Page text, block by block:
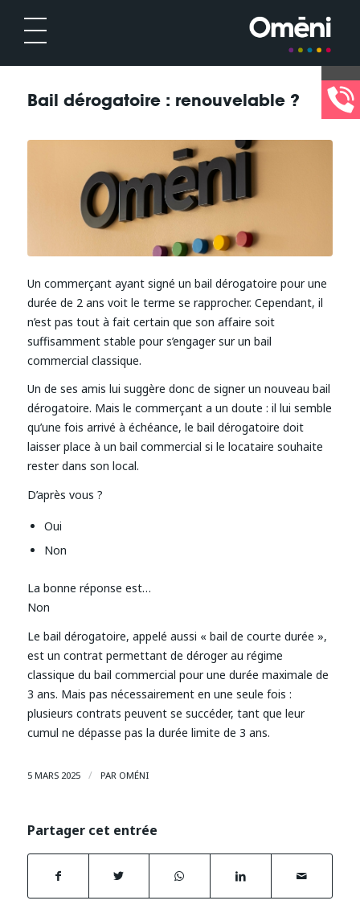
Bail dérogatoire : renouvelable ?
Un commerçant ayant signé un bail dérogatoire pour une
durée de 2 ans voit le terme se rapprocher. Cependant, il
n’est pas tout à fait certain que son affaire soit
suffisamment stable pour s’engager sur un bail
commercial classique.
Un de ses amis lui suggère donc de signer un nouveau bail
dérogatoire. Mais le commerçant a un doute : il lui semble
qu’une fois arrivé à échéance, le bail dérogatoire doit
laisser place à un bail commercial si le locataire souhaite
rester dans son local.
D’après vous ?
Oui
Non
La bonne réponse est…
Non
Le bail dérogatoire, appelé aussi « bail de courte durée »,
est un contrat permettant de déroger au régime
classique du bail commercial pour une durée maximale de
3 ans. Mais pas nécessairement en une seule fois :
plusieurs contrats peuvent se succéder, tant que leur
cumul ne dépasse pas la durée limite de 3 ans.
5 MARS 2025 / PAR OMÉNI
Partager cet entrée